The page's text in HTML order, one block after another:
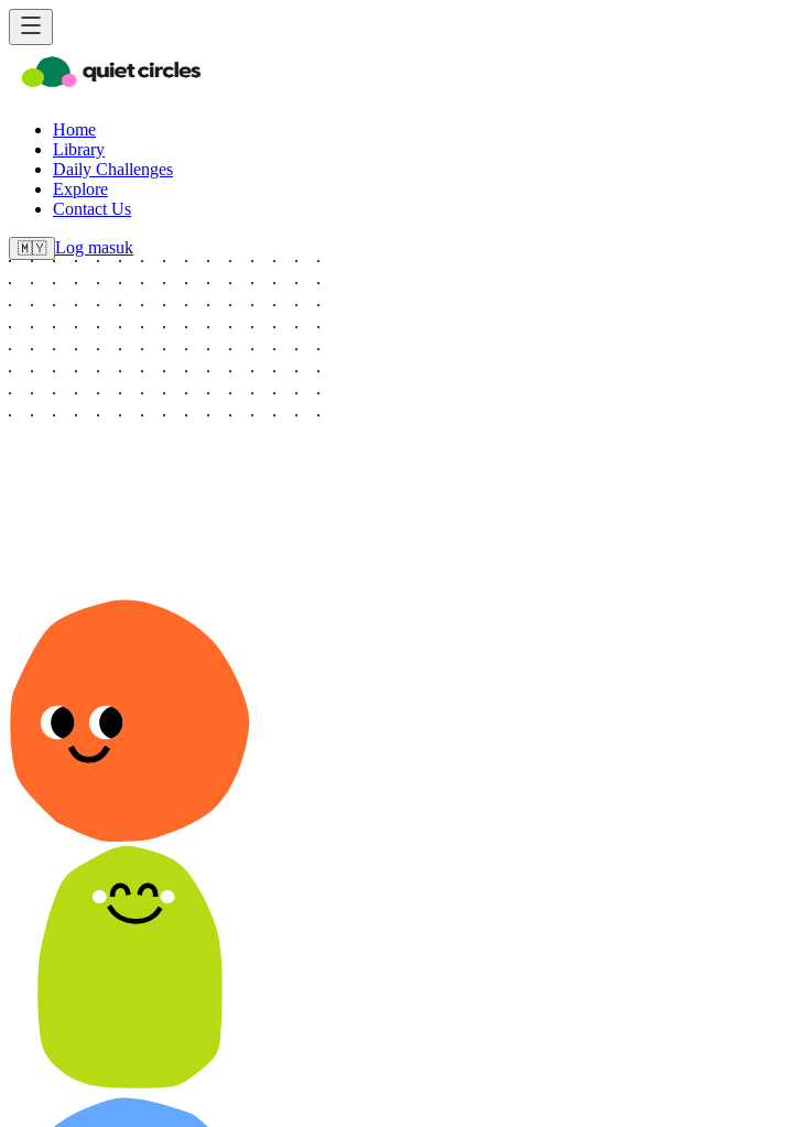
Home
Library
Daily Challenges
Explore
Contact Us
🇲🇾 Log masuk